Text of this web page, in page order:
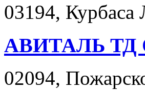
03194, Курбаса
АВИТАЛЬ ТД
02094,